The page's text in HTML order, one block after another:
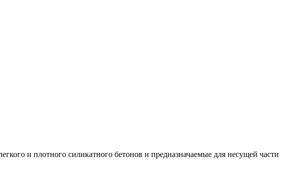
и плотного силикатного бетонов и предназначаемые для несущей части